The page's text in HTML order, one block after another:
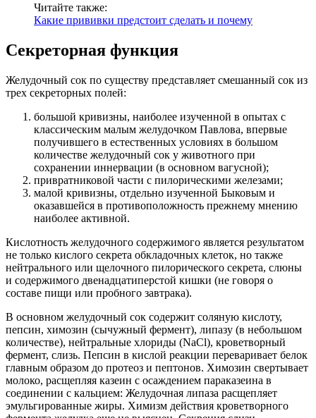
Читайте также:
Какие прививки предстоит сделать и почему
Секреторная функция
Желудочный сок по существу представляет смешанный сок из
трех секреторных полей:
большой кривизны, наиболее изученной в опытах с
классическим малым желудочком Павлова, впервые
получившего в естественных условиях в большом
количестве желудочный сок у животного при
сохранении иннервации (в основном вагусной);
привратниковой части с пилорическими железами;
малой кривизны, отдельно изученной Быковым и
оказавшейся в противоположность прежнему мнению
наиболее активной.
Кислотность желудочного содержимого является результатом
не только кислого секрета обкладочных клеток, но также
нейтрального или щелочного пилорического секрета, слюны
и содержимого двенадцатиперстой кишки (не говоря о
составе пищи или пробного завтрака).
В основном желудочный сок содержит соляную кислоту,
пепсин, химозин (сычужный фермент), липазу (в небольшом
количестве), нейтральные хлориды (NaCl), кроветворный
фермент, слизь. Пепсин в кислой реакции переваривает белок
главным образом до протеоз и пептонов. Химозин свертывает
молоко, расщепляя казеин с осаждением параказеина в
соединении с кальцием: Желудочная липаза расщепляет
эмульгированные жиры. Химизм действия кроветворного